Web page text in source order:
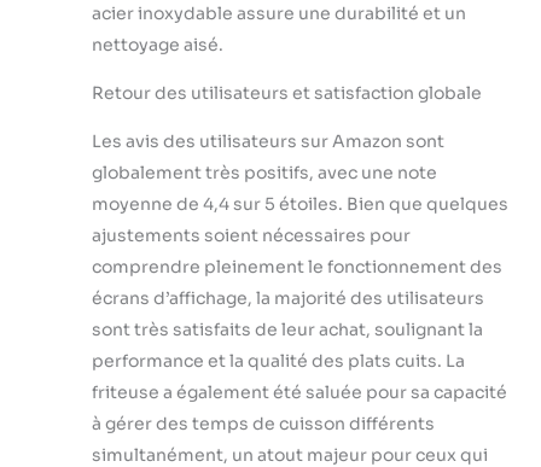
acier inoxydable assure une durabilité et un
nettoyage aisé.
Retour des utilisateurs et satisfaction globale
Les avis des utilisateurs sur Amazon sont
globalement très positifs, avec une note
moyenne de 4,4 sur 5 étoiles. Bien que quelques
ajustements soient nécessaires pour
comprendre pleinement le fonctionnement des
écrans d’affichage, la majorité des utilisateurs
sont très satisfaits de leur achat, soulignant la
performance et la qualité des plats cuits. La
friteuse a également été saluée pour sa capacité
à gérer des temps de cuisson différents
simultanément, un atout majeur pour ceux qui